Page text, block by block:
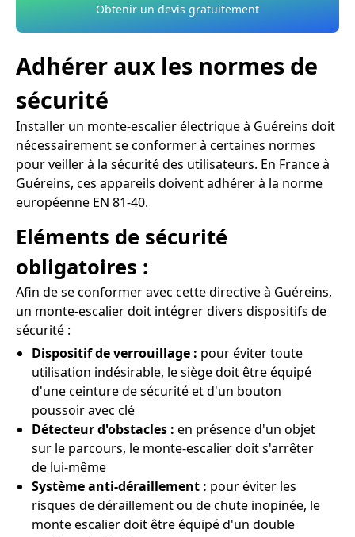
Obtenir un devis gratuitement
Adhérer aux les normes de
sécurité
Installer un monte-escalier électrique à Guéreins doit
nécessairement se conformer à certaines normes
pour veiller à la sécurité des utilisateurs. En France à
Guéreins, ces appareils doivent adhérer à la norme
européenne EN 81-40.
Eléments de sécurité
obligatoires :
Afin de se conformer avec cette directive à Guéreins,
un monte-escalier doit intégrer divers dispositifs de
sécurité :
Dispositif de verrouillage : pour éviter toute
utilisation indésirable, le siège doit être équipé
d'une ceinture de sécurité et d'un bouton
poussoir avec clé
Détecteur d'obstacles : en présence d'un objet
sur le parcours, le monte-escalier doit s'arrêter
de lui-même
Système anti-déraillement : pour éviter les
risques de déraillement ou de chute inopinée, le
monte escalier doit être équipé d'un double